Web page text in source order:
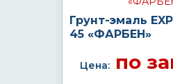
Грунт-эмаль
45 «ФАРБЕН»
Цена:по